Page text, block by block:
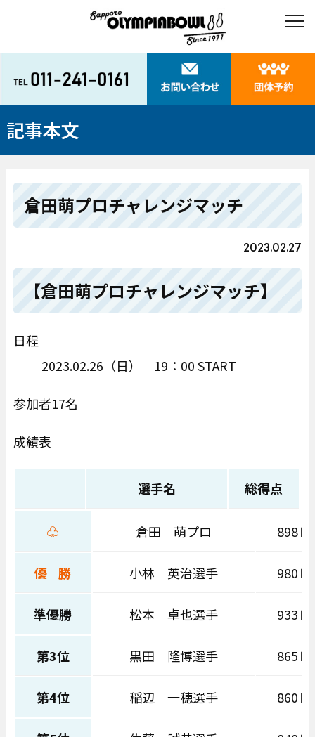
記事本文
倉田萌プロチャレンジマッチ
2023.02.27
【倉田萌プロチャレンジマッチ】
日程
2023.02.26（日） 19：00 START
参加者17名
成績表
選手名 総得点
♧ 倉田 萌プロ 898Ｐ
優 勝 小林 英治選手 980Ｐ
準優勝 松本 卓也選手 933Ｐ
第3位 黒田 隆博選手 865Ｐ
第4位 稲辺 一穂選手 860Ｐ